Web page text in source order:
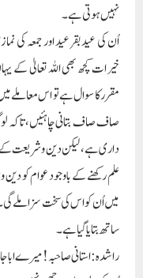
نہیں ہوتی ہے۔
اُن کی عید بقرعید اور جمعہ کی
خیرات کچھ بھی اللہ تعالیٰ
مقرر کا سوا ل ہے تو اس معاملے
صاف صاف بتانی چاہئیں، تاکہ
داری ہے، لیکن دین وشریعت کے
علم رکھنے کے باوجود عوام کو
میں اُن کو اس کی سخت سزاملے
ساتھ بتایا گیاہے۔
راشدہ: استانی صاحبہ! میرے